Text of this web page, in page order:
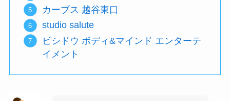
カーブス 越谷東口
studio salute
ビシドウ ボディ&マインド エンターテ
イメント